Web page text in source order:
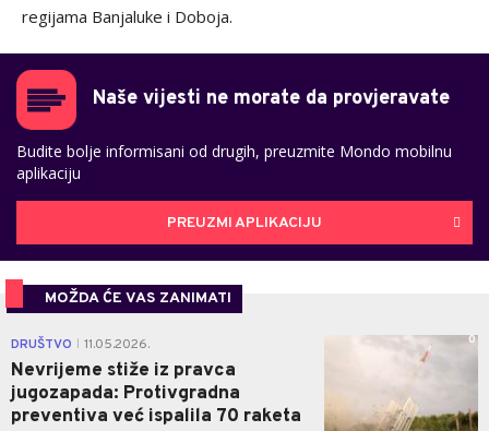
regijama Banjaluke i Doboja.
Naše vijesti ne morate da provjeravate
Budite bolje informisani od drugih, preuzmite Mondo mobilnu
aplikaciju
PREUZMI APLIKACIJU
MOŽDA ĆE VAS ZANIMATI
DRUŠTVO 11.05.2026.
Nevrijeme stiže iz pravca
jugozapada: Protivgradna
preventiva već ispalila 70 raketa
0